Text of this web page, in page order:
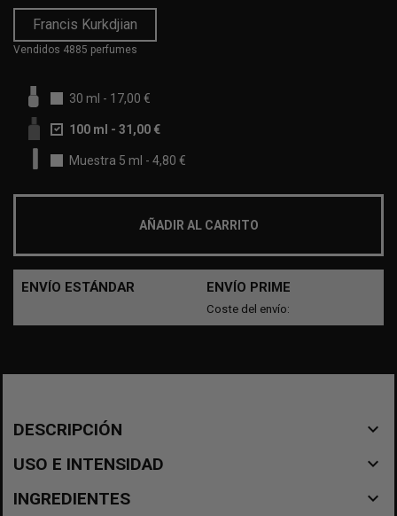
Francis Kurkdjian
Vendidos 4885 perfumes
30 ml - 17,00 €
100 ml - 31,00 €
Muestra 5 ml - 4,80 €
AÑADIR AL CARRITO
ENVÍO ESTÁNDAR ENVÍO PRIME
Coste del envío:
DESCRIPCIÓN navigate_before
USO E INTENSIDAD navigate_before
INGREDIENTES navigate_before